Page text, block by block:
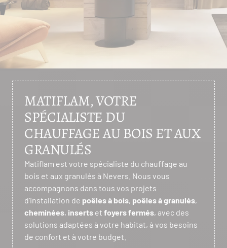
MATIFLAM, VOTRE
SPÉCIALISTE DU
CHAUFFAGE AU BOIS ET AUX
GRANULÉS
Matiflam est votre spécialiste du chauffage au
bois et aux granulés à Nevers. Nous vous
accompagnons dans tous vos projets
d’installation de poêles à bois, poêles à granulés,
cheminées, inserts et foyers fermés, avec des
solutions adaptées à votre habitat, à vos besoins
de confort et à votre budget.